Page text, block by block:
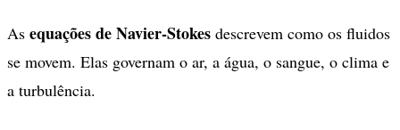
As equações de Navier-Stokes descrevem como os fluidos
se movem. Elas governam o ar, a água, o sangue, o clima e
a turbulência.